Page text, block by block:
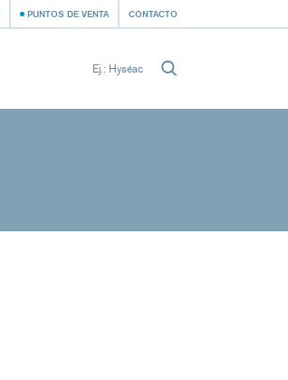
PUNTOS DE VENTA CONTACTO